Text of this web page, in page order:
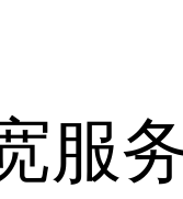
服